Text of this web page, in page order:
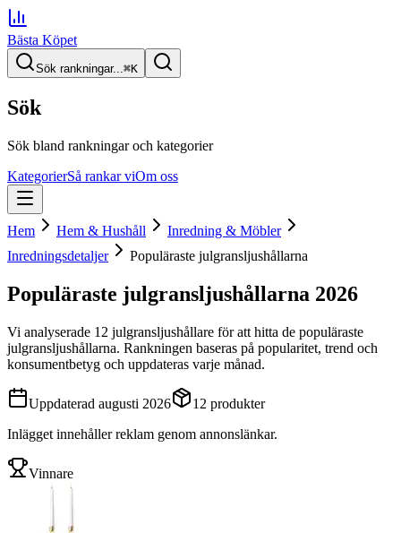
Bästa Köpet
Sök rankningar...⌘K
Sök
Sök bland rankningar och kategorier
KategorierSå rankar viOm oss
Hem Hem & Hushåll
Inredning & Möbler
Inredningsdetaljer
Populäraste julgransljushållarna
Populäraste julgransljushållarna 2026
Vi analyserade 12 julgransljushållare för att hitta de populäraste
julgransljushållarna. Rankningen baseras på popularitet, trend och
konsumentbetyg och uppdateras varje månad.
Uppdaterad augusti 2026 12 produkter
Inlägget innehåller reklam genom annonslänkar.
Vinnare